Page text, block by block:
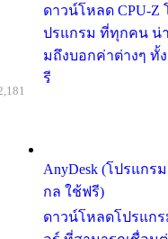
ดาวน์โหลด CPU-Z
ปรแกรม ที่ทุกคน น่า
มถึงบอกค่าต่างๆ ทั้
รี
AnyDesk (โปรแกร
กล ใช้ฟรี)
ดาวน์โหลดโปรแก